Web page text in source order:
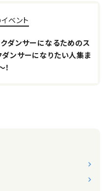
ベント
ダンサーになるためのス
ンサーになりたい人集ま
！